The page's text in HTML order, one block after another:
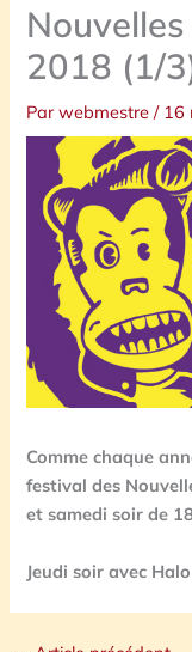
2018 (1/
Parwebmestre/ 16
Comme chaque
festival des
et samedi soir de
Jeudi soir avec